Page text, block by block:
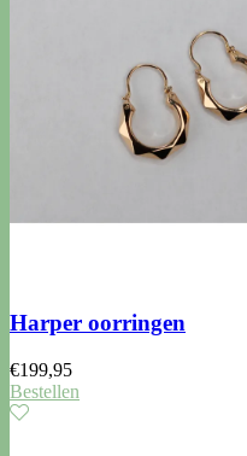
Harper oorringen
€199,95
Bestellen